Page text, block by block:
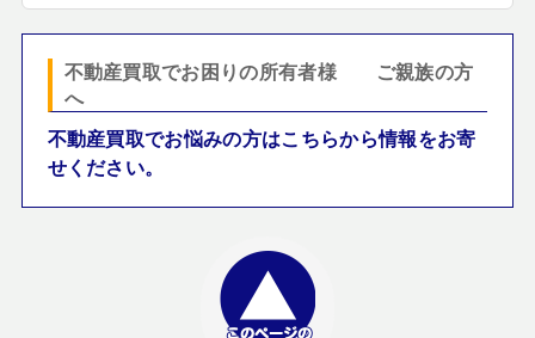
不動産買取でお困りの所有者様 ご親族の方
へ
不動産買取でお悩みの方はこちらから情報をお寄
せください。